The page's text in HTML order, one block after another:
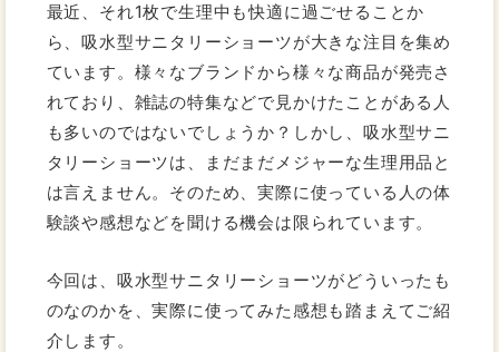
最近、それ1枚で生理中も快適に過ごせることか
ら、吸水型サニタリーショーツが大きな注目を集め
ています。様々なブランドから様々な商品が発売さ
れており、雑誌の特集などで見かけたことがある人
も多いのではないでしょうか？しかし、吸水型サニ
タリーショーツは、まだまだメジャーな生理用品と
は言えません。そのため、実際に使っている人の体
験談や感想などを聞ける機会は限られています。
今回は、吸水型サニタリーショーツがどういったも
のなのかを、実際に使ってみた感想も踏まえてご紹
介します。